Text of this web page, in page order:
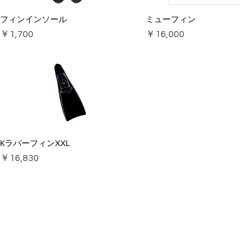
フィンインソール
価格
￥1,700
ミューフィン
価格
￥16,000
KラバーフィンXXL
価格
￥16,830